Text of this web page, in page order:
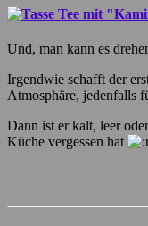
Und, man kann es
Irgendwie schafft der
Atmosphäre, jedenfalls
Dann ist er kalt, leer
Küche vergessen hat